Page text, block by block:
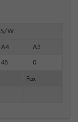
S/W
A4 A3
45 0
Fax